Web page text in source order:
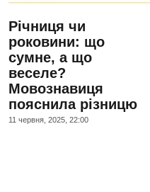
Річниця чи
роковини: що
сумне, а що
веселе?
Мовознавиця
пояснила різницю
11 червня, 2025, 22:00